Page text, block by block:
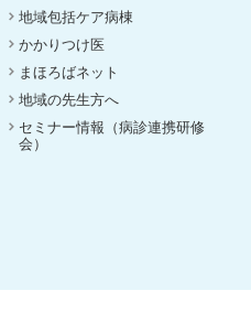
地域包括ケア病棟
かかりつけ医
まほろばネット
地域の先生方へ
セミナー情報（病診連携研修
会）